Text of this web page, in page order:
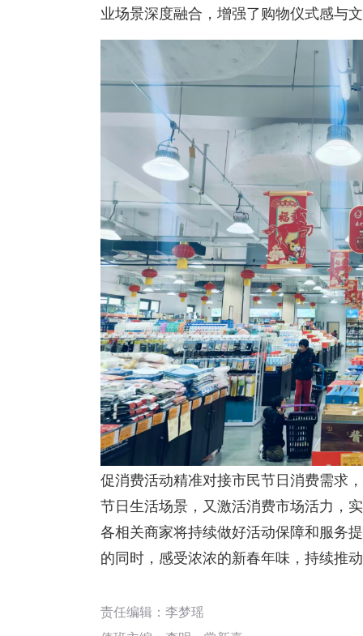
业场景深度融合，增强了购物仪式感与
促消费活动精准对接市民节日消费需求
节日生活场景，又激活消费市场活力，
各相关商家将持续做好活动保障和服务
的同时，感受浓浓的新春年味，持续推
责任编辑：李梦瑶